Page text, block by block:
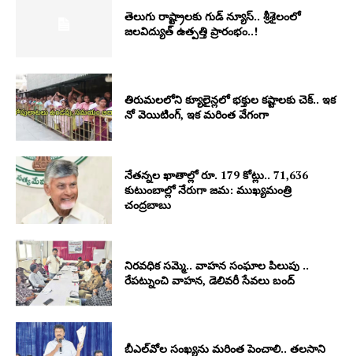
తెలుగు రాష్ట్రాలకు గుడ్ న్యూస్.. శ్రీశైలంలో
జలవిద్యుత్ ఉత్పత్తి ప్రారంభం..!
తిరుమలలోని క్యూలైన్లలో భక్తుల కష్టాలకు చెక్.. ఇక
నో వెయిటింగ్, ఇక మరింత వేగంగా
నేతన్నల ఖాతాల్లో రూ. 179 కోట్లు.. 71,636
కుటుంబాల్లో నేరుగా జమ: ముఖ్యమంత్రి
చంద్రబాబు
నిరవధిక సమ్మె.. వాహన సంఘాల పిలుపు ..
రేపట్నుంచి వాహన, డెలివరీ సేవలు బంద్‌
బీఎల్‌వోల సంఖ్యను మరింత పెంచాలి.. తలసాని